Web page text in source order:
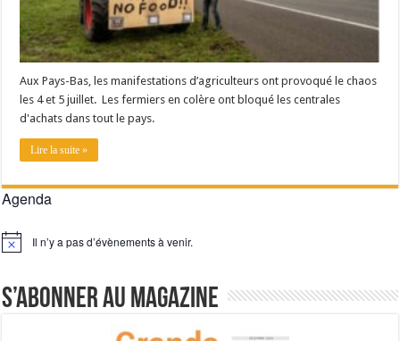
Aux Pays-Bas, les manifestations d’agriculteurs ont provoqué le chaos
les 4 et 5 juillet. Les fermiers en colère ont bloqué les centrales
d'achats dans tout le pays.
Lire la suite »
Agenda
Notice Il n’y a pas d’évènements à venir.
S’abonner au magazine